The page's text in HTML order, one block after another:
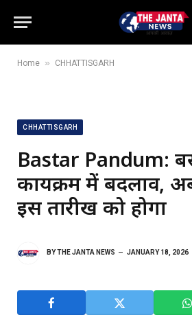
Home » CHHATTISGARH
CHHATTISGARH
Bastar Pandum:
कार्यक्रम में बदलाव,
इस तारीख को होगा
BYTHE JANTA NEWS JANUARY 18, 2026